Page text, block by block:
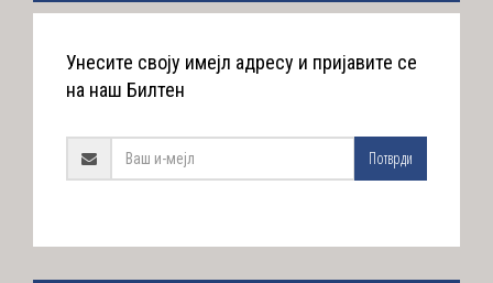
Унесите своју имејл адресу и пријавите се
на наш Билтен
Потврди